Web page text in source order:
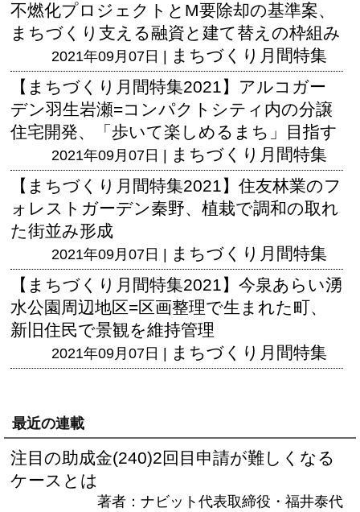
不燃化プロジェクトとM要除却の基準案、
まちづくり支える融資と建て替えの枠組み
2021年09月07日 |
まちづくり月間特集
【まちづくり月間特集2021】アルコガー
デン羽生岩瀬=コンパクトシティ内の分譲
住宅開発、「歩いて楽しめるまち」目指す
2021年09月07日 |
まちづくり月間特集
【まちづくり月間特集2021】住友林業のフ
ォレストガーデン秦野、植栽で調和の取れ
た街並み形成
2021年09月07日 |
まちづくり月間特集
【まちづくり月間特集2021】今泉あらい湧
水公園周辺地区=区画整理で生まれた町、
新旧住民で景観を維持管理
2021年09月07日 | まちづくり月間特集
最近の連載
注目の助成金(240)2回目申請が難しくなる
ケースとは
著者：ナビット代表取締役・福井泰代